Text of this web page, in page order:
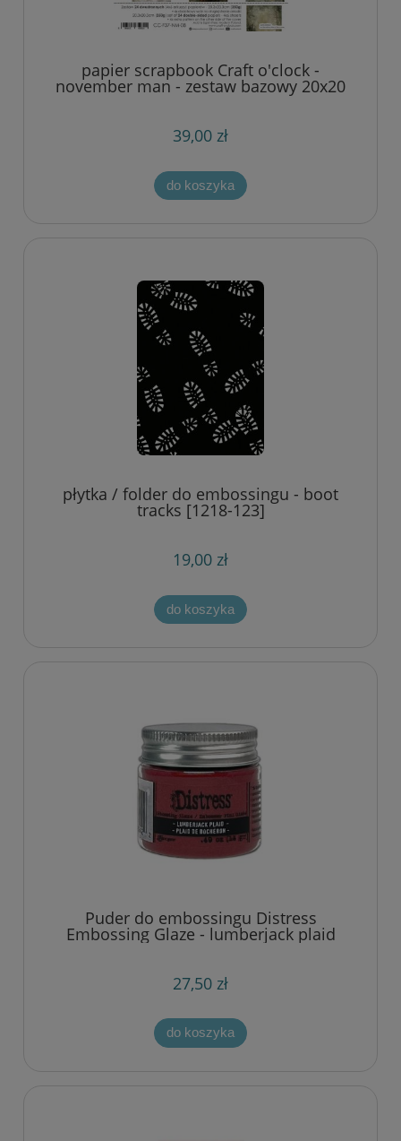
papier scrapbook Craft o'clock -
november man - zestaw bazowy 20x20
39,00 zł
do koszyka
płytka / folder do embossingu - boot
tracks [1218-123]
19,00 zł
do koszyka
Puder do embossingu Distress
Embossing Glaze - lumberjack plaid
27,50 zł
do koszyka